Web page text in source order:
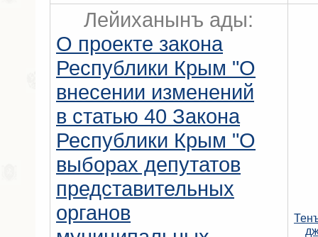
Лейиханынъ ады:
О проекте закона
Республики Крым "О
внесении изменений
в статью 40 Закона
Республики Крым "О
выборах депутатов
представительных
органов